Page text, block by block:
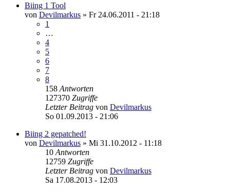
Biing 1 Tool
von Devilmarkus » Fr 24.06.2011 - 21:18
1
…
4
5
6
7
8
158 Antworten
127370 Zugriffe
Letzter Beitrag von Devilmarkus
So 01.09.2013 - 21:06
Biing 2 gepatched!
von Devilmarkus » Mi 31.10.2012 - 11:18
10 Antworten
12759 Zugriffe
Letzter Beitrag von Devilmarkus
Sa 17.08.2013 - 12:03